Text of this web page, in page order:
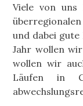
Viele von uns
und dabei gute
Jahr wollen
wollen wir
Läufen in